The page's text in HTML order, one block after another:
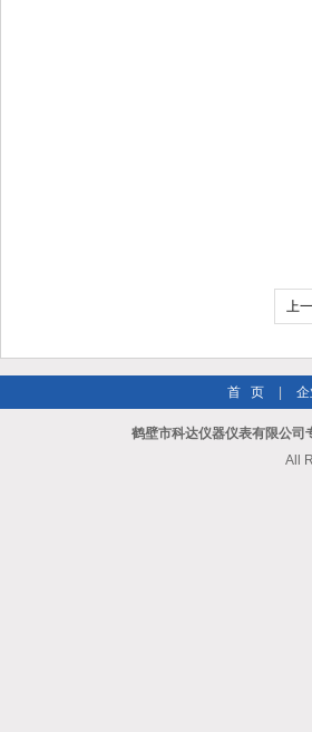
上
首 页
鹤壁市科达仪器仪表有限公司
All